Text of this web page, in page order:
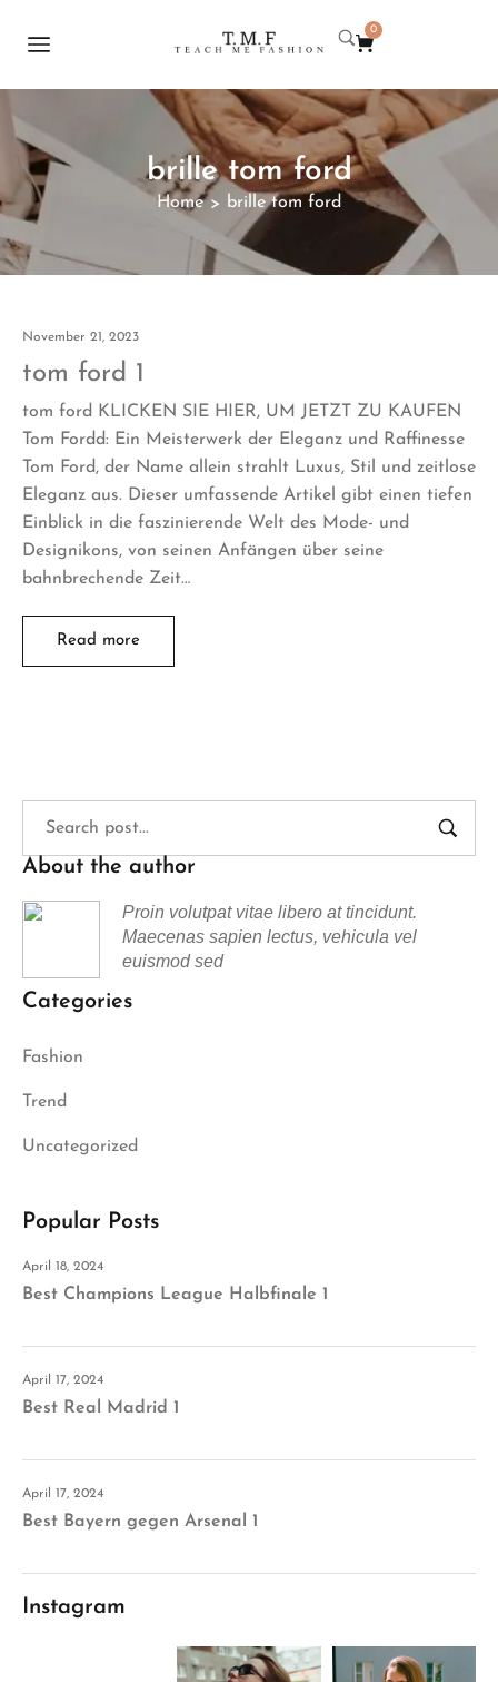
0
brille tom ford
Home > brille tom ford
November 21, 2023
tom ford 1
tom ford KLICKEN SIE HIER, UM JETZT ZU KAUFEN
Tom Fordd: Ein Meisterwerk der Eleganz und Raffinesse
Tom Ford, der Name allein strahlt Luxus, Stil und zeitlose
Eleganz aus. Dieser umfassende Artikel gibt einen tiefen
Einblick in die faszinierende Welt des Mode- und
Designikons, von seinen Anfängen über seine
bahnbrechende Zeit…
Read more
About the author
Proin volutpat vitae libero at tincidunt.
Maecenas sapien lectus, vehicula vel
euismod sed
Categories
Fashion
Trend
Uncategorized
Popular Posts
April 18, 2024
Best Champions League Halbfinale 1
April 17, 2024
Best Real Madrid 1
April 17, 2024
Best Bayern gegen Arsenal 1
Instagram